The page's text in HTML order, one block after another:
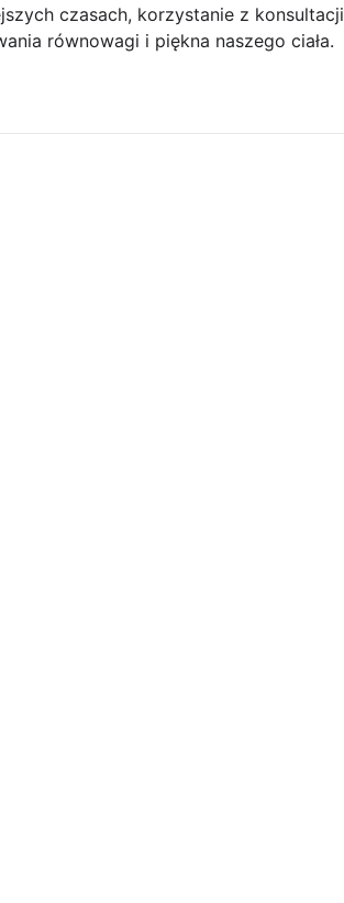
czasach, korzystanie z konsultacji
równowagi i piękna naszego ciała.